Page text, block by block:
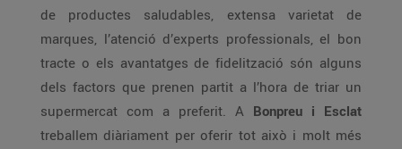
de productes saludables, extensa varietat de
marques, l’atenció d’experts professionals, el bon
tracte o els avantatges de fidelització són alguns
dels factors que prenen partit a l’hora de triar un
supermercat com a preferit. A Bonpreu i Esclat
treballem diàriament per oferir tot això i molt més